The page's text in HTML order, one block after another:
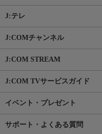
J:テレ
J:COMチャンネル
J:COM STREAM
J:COM TVサービスガイド
イベント・プレゼント
サポート・よくある質問